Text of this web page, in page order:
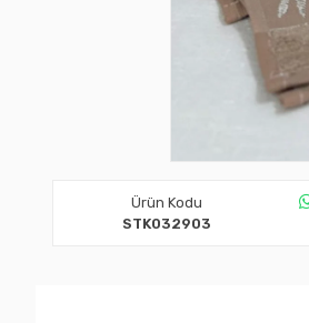
Ürün Kodu
STK032903